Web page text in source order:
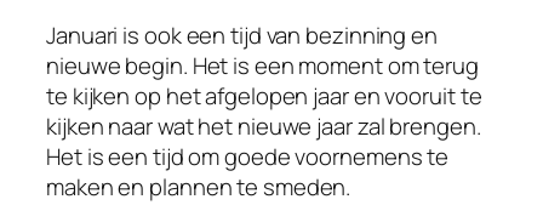
Januari is ook een tijd van bezinning en
nieuwe begin. Het is een moment om terug
te kijken op het afgelopen jaar en vooruit te
kijken naar wat het nieuwe jaar zal brengen.
Het is een tijd om goede voornemens te
maken en plannen te smeden.